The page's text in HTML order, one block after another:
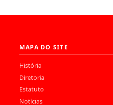
MAPA DO SITE
História
Diretoria
Estatuto
Notícias